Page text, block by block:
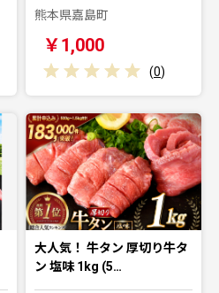
熊本県嘉島町
￥1,000
(0)
大人気！ 牛タン 厚切り牛タ
ン 塩味 1kg (5…